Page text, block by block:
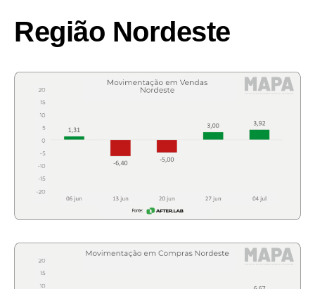
Região Nordeste